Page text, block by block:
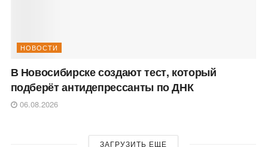
НОВОСТИ
В Новосибирске создают тест, который
подберёт антидепрессанты по ДНК
06.08.2026
ЗАГРУЗИТЬ ЕЩЕ